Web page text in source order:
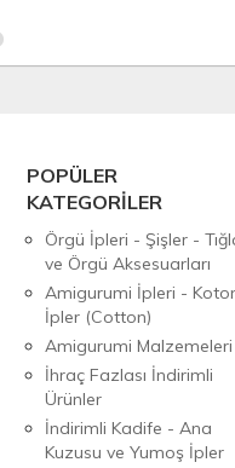
POPÜLER
KATEGORİLER
Örgü İpleri - Şişler -
ve Örgü Aksesuarları
Amigurumi İpleri -
İpler (Cotton)
Amigurumi Malzemeleri
İhraç Fazlası İndirimli
Ürünler
İndirimli Kadife - Ana
Kuzusu ve Yumoş İpler